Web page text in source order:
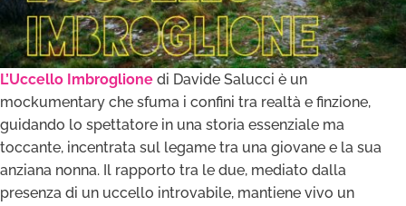
L’Uccello Imbroglione di Davide Salucci è un
mockumentary che sfuma i confini tra realtà e finzione,
guidando lo spettatore in una storia essenziale ma
toccante, incentrata sul legame tra una giovane e la sua
anziana nonna. Il rapporto tra le due, mediato dalla
presenza di un uccello introvabile, mantiene vivo un